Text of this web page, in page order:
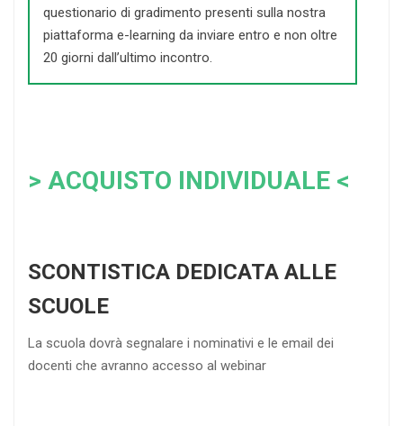
questionario di gradimento presenti sulla nostra
piattaforma e-learning da inviare entro e non oltre
20 giorni dall’ultimo incontro.
> ACQUISTO INDIVIDUALE <
SCONTISTICA DEDICATA ALLE
SCUOLE
La scuola dovrà segnalare i nominativi e le email dei
docenti che avranno accesso al webinar